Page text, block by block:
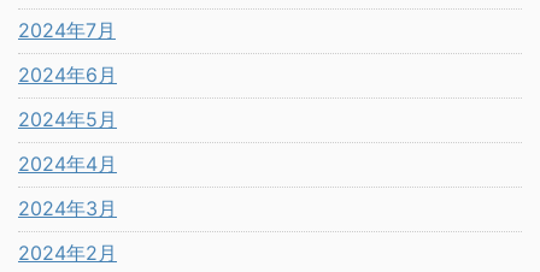
2024年7月
2024年6月
2024年5月
2024年4月
2024年3月
2024年2月